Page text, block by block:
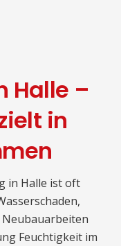
Halle –
in
in Halle ist oft
Feuchtigkeit im